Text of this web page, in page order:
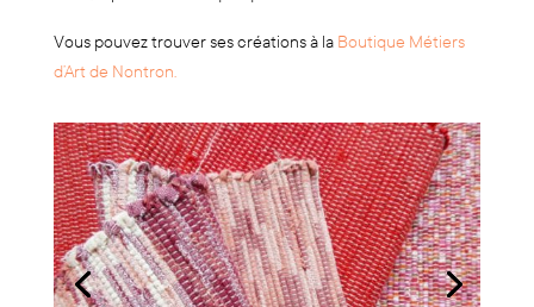
Vous pouvez trouver ses créations à la Boutique Métiers
d’Art de Nontron.